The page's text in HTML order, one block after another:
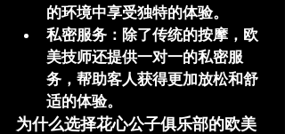
的环境中享受独特的体验。
私密服务 ：除了传统的按摩，欧
美技师还提供一对一的私密服
务，帮助客人获得更加放松和舒
适的体验。
为什么选择花心公子俱乐部的欧美